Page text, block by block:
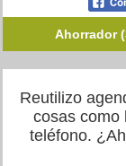
Ahorrador
Reutilizo
cosas como
teléfono.